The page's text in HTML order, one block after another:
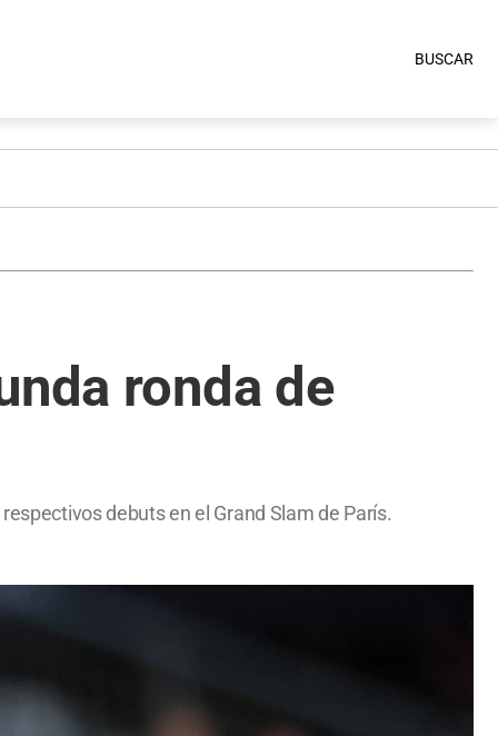
BUSCAR
ronda de
debuts en el Grand Slam de París.